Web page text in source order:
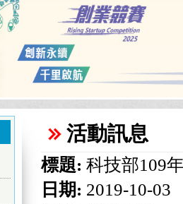
活動訊息
標題: 科技部109
日期: 2019-10-03